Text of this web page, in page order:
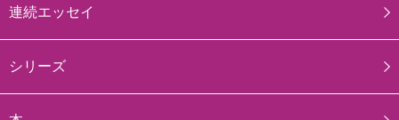
連続エッセイ
シリーズ